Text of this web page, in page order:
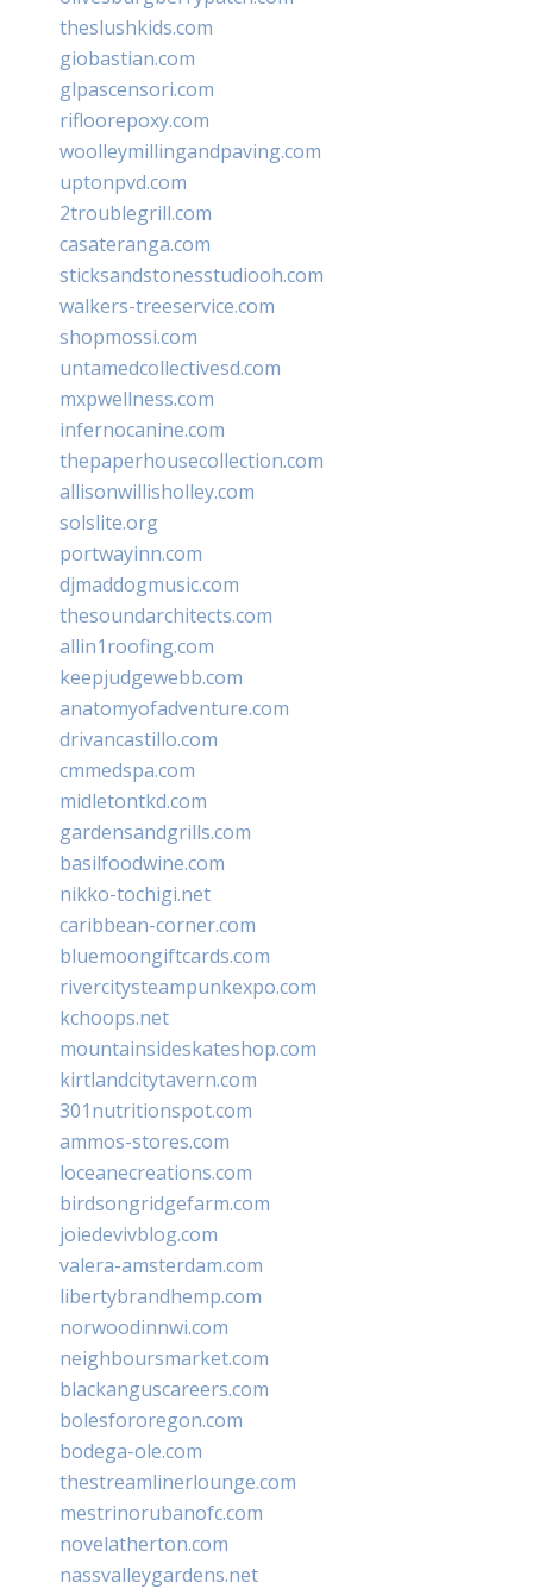
theslushkids.com
giobastian.com
glpascensori.com
rifloorepoxy.com
woolleymillingandpaving.com
uptonpvd.com
2troublegrill.com
casateranga.com
sticksandstonesstudiooh.com
walkers-treeservice.com
shopmossi.com
untamedcollectivesd.com
mxpwellness.com
infernocanine.com
thepaperhousecollection.com
allisonwillisholley.com
solslite.org
portwayinn.com
djmaddogmusic.com
thesoundarchitects.com
allin1roofing.com
keepjudgewebb.com
anatomyofadventure.com
drivancastillo.com
cmmedspa.com
midletontkd.com
gardensandgrills.com
basilfoodwine.com
nikko-tochigi.net
caribbean-corner.com
bluemoongiftcards.com
rivercitysteampunkexpo.com
kchoops.net
mountainsideskateshop.com
kirtlandcitytavern.com
301nutritionspot.com
ammos-stores.com
loceanecreations.com
birdsongridgefarm.com
joiedevivblog.com
valera-amsterdam.com
libertybrandhemp.com
norwoodinnwi.com
neighboursmarket.com
blackanguscareers.com
bolesfororegon.com
bodega-ole.com
thestreamlinerlounge.com
mestrinorubanofc.com
novelatherton.com
nassvalleygardens.net